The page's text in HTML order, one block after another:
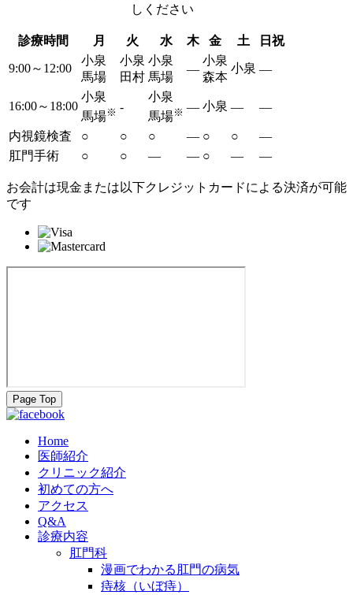
しください
診療時間 月 火 水 木 金 土 日祝
9:00～12:00
小泉
馬場
小泉
田村
小泉
馬場
―
小泉
森本
小泉 ―
16:00～18:00
小泉
馬場※ -
小泉
馬場※ ― 小泉 ― ―
内視鏡検査 ○ ○ ○ ― ○ ○
―
肛門手術
○ ○ ― ― ○ ― ―
お会計は現金または以下クレジットカードによる決済が可能
です
Page Top
Home
医師紹介
クリニック紹介
初めての方へ
アクセス
Q&A
診療内容
肛門科
漫画でわかる肛門の病気
痔核（いぼ痔）